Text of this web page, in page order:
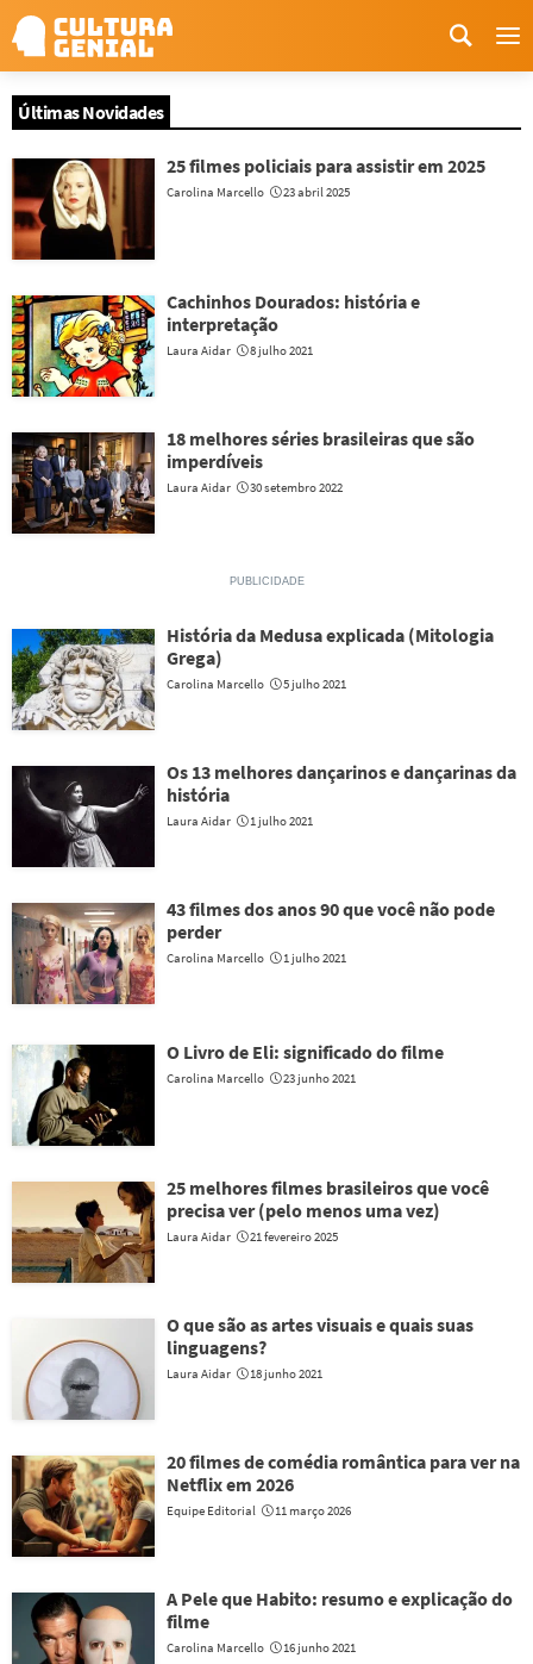
Últimas Novidades
25 filmes policiais para assistir em 2025
Carolina Marcello 23 abril 2025
Cachinhos Dourados: história e
interpretação
Laura Aidar 8 julho 2021
18 melhores séries brasileiras que são
imperdíveis
Laura Aidar 30 setembro 2022
História da Medusa explicada (Mitologia
Grega)
Carolina Marcello 5 julho 2021
Os 13 melhores dançarinos e dançarinas da
história
Laura Aidar 1 julho 2021
43 filmes dos anos 90 que você não pode
perder
Carolina Marcello 1 julho 2021
O Livro de Eli: significado do filme
Carolina Marcello 23 junho 2021
25 melhores filmes brasileiros que você
precisa ver (pelo menos uma vez)
Laura Aidar 21 fevereiro 2025
O que são as artes visuais e quais suas
linguagens?
Laura Aidar 18 junho 2021
20 filmes de comédia romântica para ver na
Netflix em 2026
Equipe Editorial 11 março 2026
A Pele que Habito: resumo e explicação do
filme
Carolina Marcello 16 junho 2021